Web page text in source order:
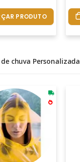
PRODUTO
de chuva Personalizada